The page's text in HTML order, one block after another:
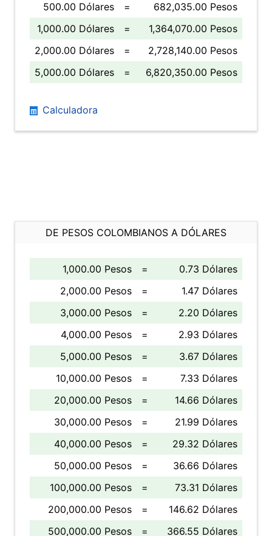
500.00 Dólares
=
682,035.00 Pesos
1,000.00 Dólares
=
1,364,070.00 Pesos
2,000.00 Dólares
=
2,728,140.00 Pesos
5,000.00 Dólares
= 6,820,350.00 Pesos
Calculadora
DE PESOS COLOMBIANOS A DÓLARES
1,000.00 Pesos =
0.73 Dólares
2,000.00 Pesos
=
1.47 Dólares
3,000.00 Pesos
=
2.20 Dólares
4,000.00 Pesos
=
2.93 Dólares
5,000.00 Pesos
=
3.67 Dólares
10,000.00 Pesos
=
7.33 Dólares
20,000.00 Pesos
=
14.66 Dólares
30,000.00 Pesos
=
21.99 Dólares
40,000.00 Pesos
=
29.32 Dólares
50,000.00 Pesos
=
36.66 Dólares
100,000.00 Pesos
=
73.31 Dólares
200,000.00 Pesos
=
146.62 Dólares
500,000.00 Pesos
= 366.55 Dólares